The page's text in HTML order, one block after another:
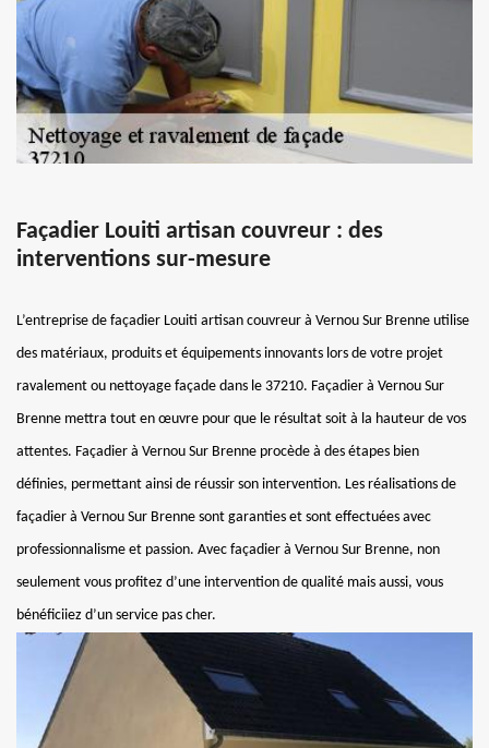
Façadier Louiti artisan couvreur : des
interventions sur-mesure
L’entreprise de façadier Louiti artisan couvreur à Vernou Sur Brenne utilise
des matériaux, produits et équipements innovants lors de votre projet
ravalement ou nettoyage façade dans le 37210. Façadier à Vernou Sur
Brenne mettra tout en œuvre pour que le résultat soit à la hauteur de vos
attentes. Façadier à Vernou Sur Brenne procède à des étapes bien
définies, permettant ainsi de réussir son intervention. Les réalisations de
façadier à Vernou Sur Brenne sont garanties et sont effectuées avec
professionnalisme et passion. Avec façadier à Vernou Sur Brenne, non
seulement vous profitez d’une intervention de qualité mais aussi, vous
bénéficiiez d’un service pas cher.